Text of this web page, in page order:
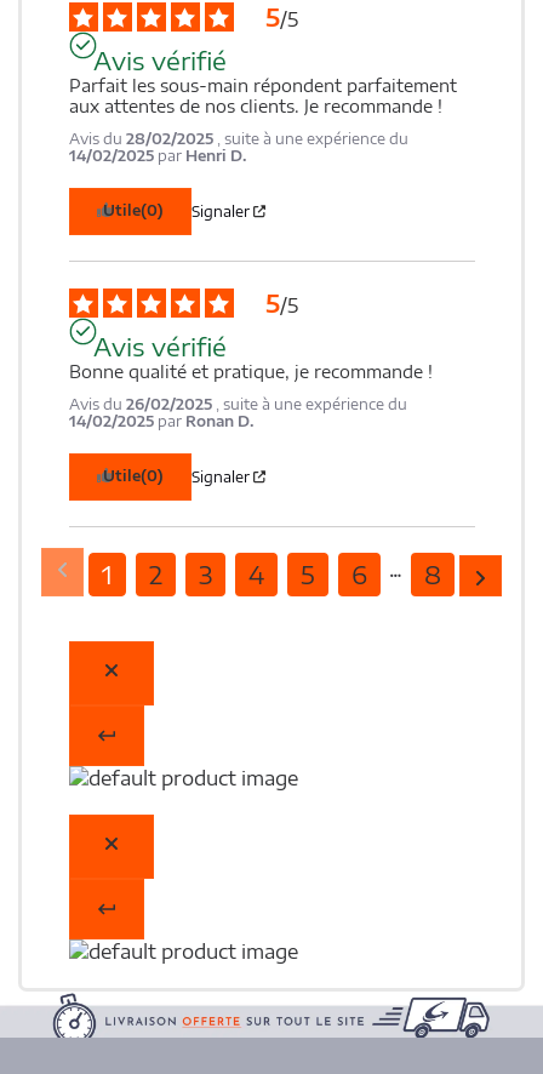
5/5
Avis vérifié
Parfait les sous-main répondent parfaitement
aux attentes de nos clients. Je recommande !
Avis du 28/02/2025 , suite à une expérience du
14/02/2025 par Henri D.
Utile(0) Signaler
5/5
Avis vérifié
Bonne qualité et pratique, je recommande !
Avis du 26/02/2025 , suite à une expérience du
14/02/2025 par Ronan D.
Utile(0) Signaler
1 2 3 4 5 6 8